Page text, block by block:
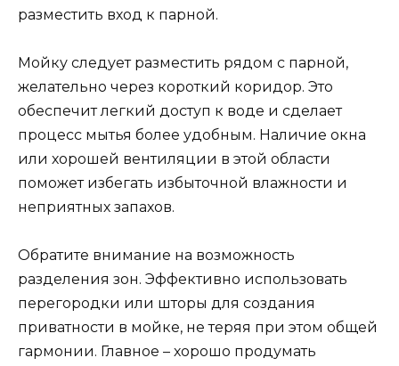
разместить вход к парной.
Мойку следует разместить рядом с парной,
желательно через короткий коридор. Это
обеспечит легкий доступ к воде и сделает
процесс мытья более удобным. Наличие окна
или хорошей вентиляции в этой области
поможет избегать избыточной влажности и
неприятных запахов.
Обратите внимание на возможность
разделения зон. Эффективно использовать
перегородки или шторы для создания
приватности в мойке, не теряя при этом общей
гармонии. Главное – хорошо продумать